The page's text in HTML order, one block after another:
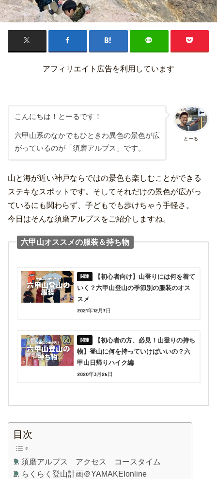
アフィリエイト広告を利用しています
とーる
こんにちは！とーるです！
六甲山系のなかでもひときわ異色の景色が広
がっているのが「須磨アルプス」です。
山と海が近い神戸ならではの景色も楽しむことができる
ステキなスポットです。そしてそれだけの景色が広がっ
ているにも関わらず、子どもでも歩けちゃう手軽さ。
今日はそんな須磨アルプスをご紹介しますね。
六甲山オススメの服装＆持ち物
【初心者向け】山登りには何を着て
いく？六甲山登山の季節別の服装のオス
スメ
2021年12月7日
【初心者の方、必見！山登りの持ち
物】登山に何を持っていけばいいの？六
甲山日帰りハイク編
2020年3月26日
目次
須磨アルプス アクセス コースタイム
らくらく登山計画＠YAMAKEIonline